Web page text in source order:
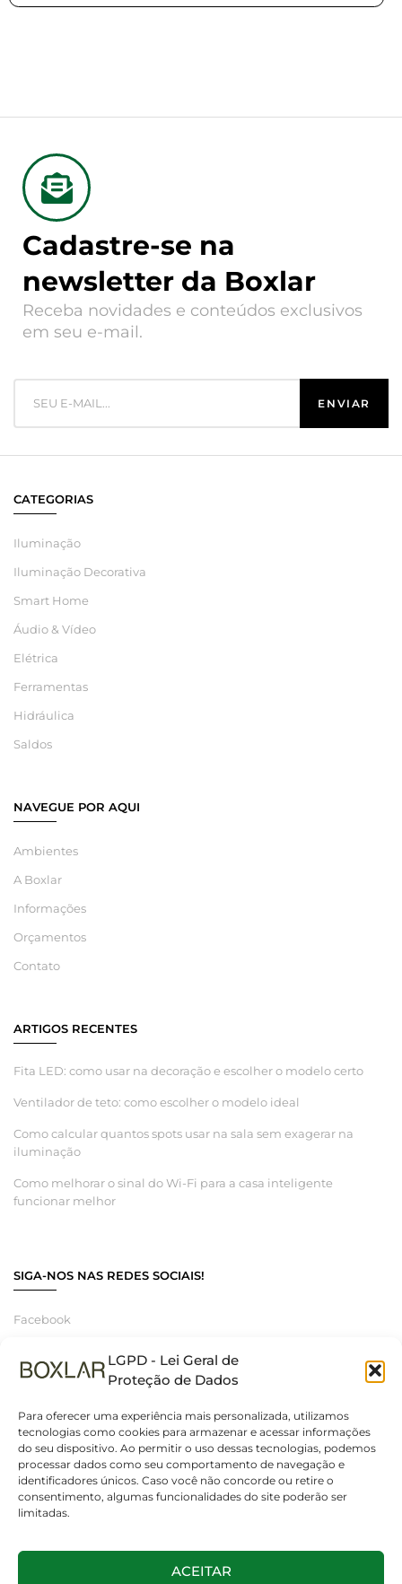
LGPD - Lei Geral de
Proteção de Dados
Para oferecer uma experiência mais personalizada, utilizamos
tecnologias como cookies para armazenar e acessar informações
do seu dispositivo. Ao permitir o uso dessas tecnologias, podemos
processar dados como seu comportamento de navegação e
identificadores únicos. Caso você não concorde ou retire o
consentimento, algumas funcionalidades do site poderão ser
limitadas.
ACEITAR
Cadastre-se na
newsletter da Boxlar
Receba novidades e conteúdos exclusivos
em seu e-mail.
CATEGORIAS
Iluminação
Iluminação Decorativa
Smart Home
Áudio & Vídeo
Elétrica
Ferramentas
Hidráulica
Saldos
NAVEGUE POR AQUI
Ambientes
A Boxlar
Informações
Orçamentos
Contato
ARTIGOS RECENTES
Fita LED: como usar na decoração e escolher o modelo certo
Ventilador de teto: como escolher o modelo ideal
Como calcular quantos spots usar na sala sem exagerar na
iluminação
Como melhorar o sinal do Wi-Fi para a casa inteligente
funcionar melhor
SIGA-NOS NAS REDES SOCIAIS!
Facebook
Linkedin
© 2025 Boxlar | Soluções em iluminação, elétrica e smart home.
Todos os direitos reservados. – CNPJ 55.267.682/0001-95